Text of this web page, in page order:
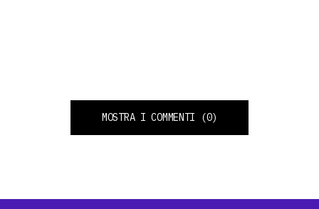
MOSTRA I COMMENTI (0)